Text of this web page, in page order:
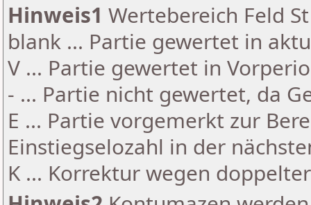
Hinweis1 Wertebereich Feld
blank ... Partie gewertet in
V ... Partie gewertet in
- ... Partie nicht gewertet, da
E ... Partie vorgemerkt zur
Einstiegselozahl in der
K ... Korrektur wegen